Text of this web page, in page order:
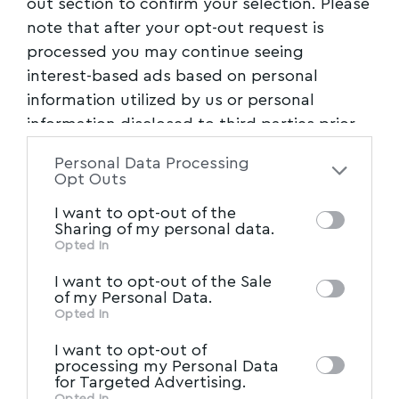
note that after your opt-out request is
processed you may continue seeing
interest-based ads based on personal
information utilized by us or personal
information disclosed to third parties prior
of the further disclosure of your personal
of downstream participants. This
information may also be disclosed by us to
Participantsthat may further disclose it to
other third parties.
Personal Data Processing
Opt Outs
I want to opt-out of the
Sharing of my personal data.
Opted In
I want to opt-out of the Sale
of my Personal Data.
Opted In
I want to opt-out of
processing my Personal Data
for Targeted Advertising.
προδιαγραφές επί του χειμάρρου Ξηριά, σε
σημείο κοντά στο ίδρυμα για παιδιά ΑμεΑ με
την επωνυμία ‘’Άσπρες Πεταλούδες’’, στη Νέα
Ιωνία, του Βόλου της Μαγνησίας; Αν ναι, πώς
δρομολόγηση των σχετικών προκηρύξεων,
αναθέσεων, επιμετρήσεων, ανεπαρκών
μελετών προς δρομολόγηση του παραπάνω
περιγραφόμενου ως άχρηστου και τρομερά
συνταξιοδότησης του εμπλεκόμενου με το
σχετικό έργο Διευθυντή Τεχνικών Υπηρεσιών
Μαγνησίας στις 31/12/22, συγκυρία την οποία
έθεσε υπόψη μας ο ως άνω καταγγέλλων την